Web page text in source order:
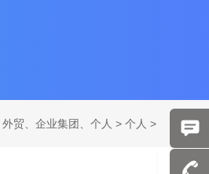
外贸、企业集团、个人 > 个人 >